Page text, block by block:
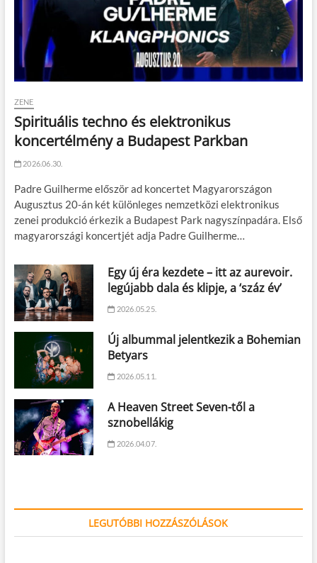
ZENE
Spirituális techno és elektronikus
koncertélmény a Budapest Parkban
2026.06.30.
Padre Guilherme először ad koncertet Magyarországon
Augusztus 20-án két különleges nemzetközi elektronikus
zenei produkció érkezik a Budapest Park nagyszínpadára. Első
magyarországi koncertjét adja Padre Guilherme…
Egy új éra kezdete – itt az aurevoir.
legújabb dala és klipje, a ‘száz év’
2026.05.25.
Új albummal jelentkezik a Bohemian
Betyars
2026.05.11.
A Heaven Street Seven-től a
sznobellákig
2026.04.07.
LEGUTÓBBI HOZZÁSZÓLÁSOK